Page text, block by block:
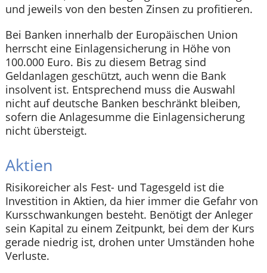
und jeweils von den besten Zinsen zu profitieren.
Bei Banken innerhalb der Europäischen Union
herrscht eine Einlagensicherung in Höhe von
100.000 Euro. Bis zu diesem Betrag sind
Geldanlagen geschützt, auch wenn die Bank
insolvent ist. Entsprechend muss die Auswahl
nicht auf deutsche Banken beschränkt bleiben,
sofern die Anlagesumme die Einlagensicherung
nicht übersteigt.
Aktien
Risikoreicher als Fest- und Tagesgeld ist die
Investition in Aktien, da hier immer die Gefahr von
Kursschwankungen besteht. Benötigt der Anleger
sein Kapital zu einem Zeitpunkt, bei dem der Kurs
gerade niedrig ist, drohen unter Umständen hohe
Verluste.